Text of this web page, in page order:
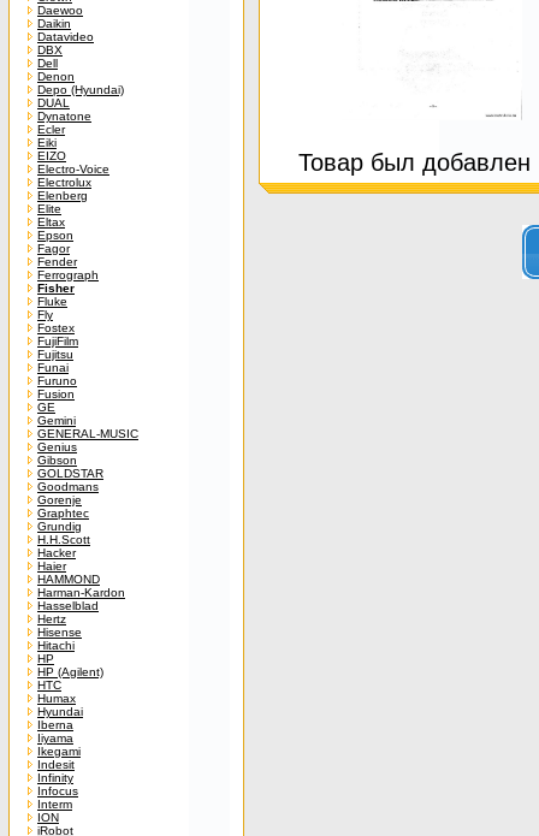
Daewoo
Daikin
Datavideo
DBX
Dell
Denon
Depo (Hyundai)
DUAL
Dynatone
Ecler
Eiki
EIZO
Electro-Voice
Electrolux
Elenberg
Elite
Eltax
Epson
Fagor
Fender
Ferrograph
Fisher
Fluke
Fly
Fostex
FujiFilm
Fujitsu
Funai
Furuno
Fusion
GE
Gemini
GENERAL-MUSIC
Genius
Gibson
GOLDSTAR
Goodmans
Gorenje
Graphtec
Grundig
H.H.Scott
Hacker
Haier
HAMMOND
Harman-Kardon
Hasselblad
Hertz
Hisense
Hitachi
HP
HP (Agilent)
HTC
Humax
Hyundai
Iberna
Iiyama
Ikegami
Indesit
Infinity
Infocus
Interm
ION
iRobot
Товар был добавлен